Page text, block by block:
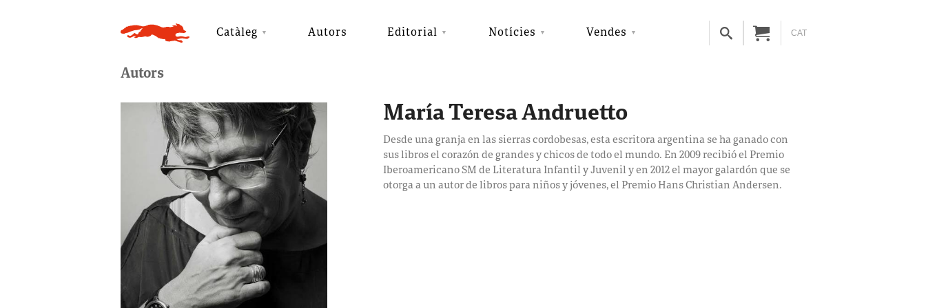
Catàleg Autors Editorial Notícies Vendes CAT
Autors
María Teresa Andruetto
Desde una granja en las sierras cordobesas, esta escritora argentina se ha ganado con
sus libros el corazón de grandes y chicos de todo el mundo. En 2009 recibió el Premio
Iberoamericano SM de Literatura Infantil y Juvenil y en 2012 el mayor galardón que se
otorga a un autor de libros para niños y jóvenes, el Premio Hans Christian Andersen.